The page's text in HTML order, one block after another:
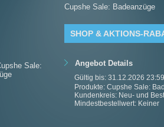
Sale:
Cupshe Sale: Badeanzüge
SHOP & AKTIONS-
Angebot Details
Gültig bis: 31.12.2026
Produkte: Cupshe Sale:
Kundenkreis: Neu- und
Mindestbestellwert: Keiner